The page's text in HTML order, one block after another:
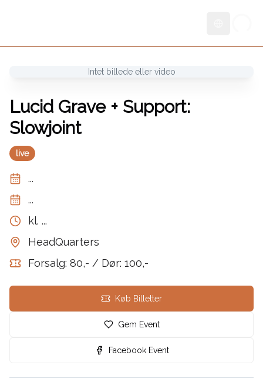
Intet billede eller video
Lucid Grave + Support:
Slowjoint
live
...
...
kl. ...
HeadQuarters
Forsalg: 80,- / Dør: 100,-
Køb Billetter
Gem Event
Facebook Event